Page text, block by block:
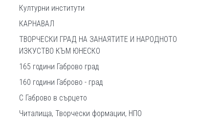
Културни институти
КАРНАВАЛ
ТВОРЧЕСКИ ГРАД НА ЗАНАЯТИТЕ И НАРОДНОТО
ИЗКУСТВО КЪМ ЮНЕСКО
165 години Габрово град
160 години Габрово - град
С Габрово в сърцето
Читалища, Творчески формации, НПО